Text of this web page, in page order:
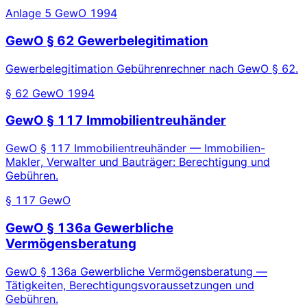
Anlage 5 GewO 1994
GewO § 62 Gewerbelegitimation
Gewerbelegitimation Gebührenrechner nach GewO § 62.
§ 62 GewO 1994
GewO § 117 Immobilientreuhänder
GewO § 117 Immobilientreuhänder — Immobilien-
Makler, Verwalter und Bauträger: Berechtigung und
Gebühren.
§ 117 GewO
GewO § 136a Gewerbliche
Vermögensberatung
GewO § 136a Gewerbliche Vermögensberatung —
Tätigkeiten, Berechtigungsvoraussetzungen und
Gebühren.